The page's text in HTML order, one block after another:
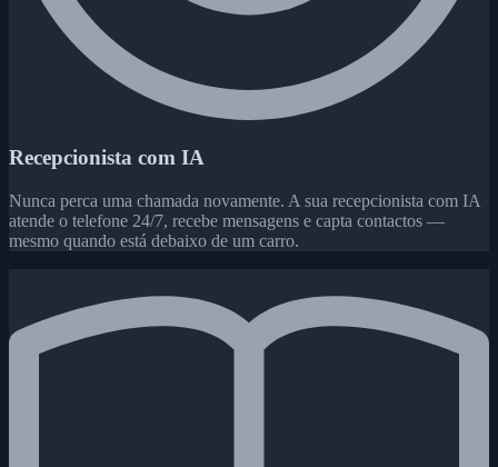
Recepcionista com IA
Nunca perca uma chamada novamente. A sua recepcionista com IA
atende o telefone 24/7, recebe mensagens e capta contactos —
mesmo quando está debaixo de um carro.